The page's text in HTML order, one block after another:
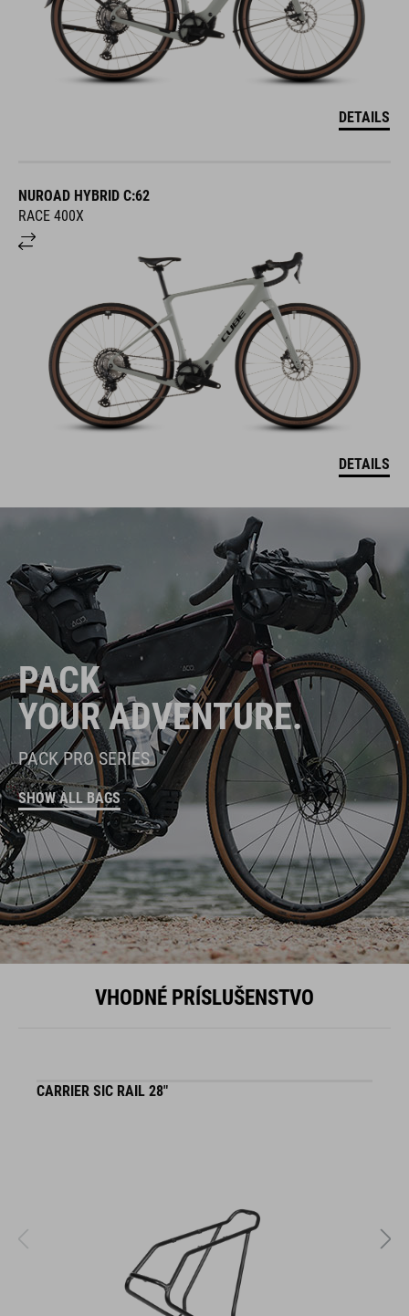
DETAILS
NUROAD HYBRID C:62
RACE 400X
DETAILS
PACK
YOUR ADVENTURE.
PACK PRO SERIES
SHOW ALL BAGS
VHODNÉ PRÍSLUŠENSTVO
CARRIER SIC RAIL 28"